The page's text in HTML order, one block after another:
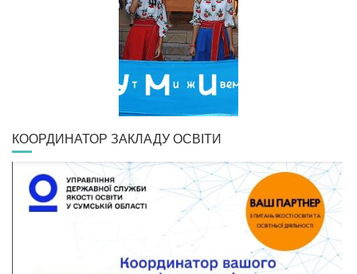
КООРДИНАТОР ЗАКЛАДУ ОСВІТИ